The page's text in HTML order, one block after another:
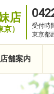
店
京）
受付時
東京都
店舗案内